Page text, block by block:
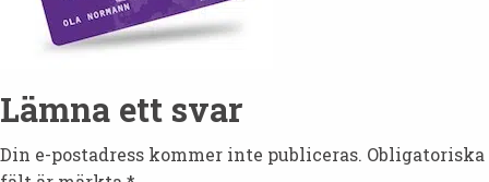
Lämna ett svar
Din e-postadress kommer inte publiceras. Obligatoriska